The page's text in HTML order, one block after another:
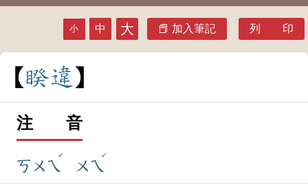
小 中 大 加入筆記 列 印
睽違
注 音
ㄎㄨㄟ
ˊ
ㄨㄟ
ˊ